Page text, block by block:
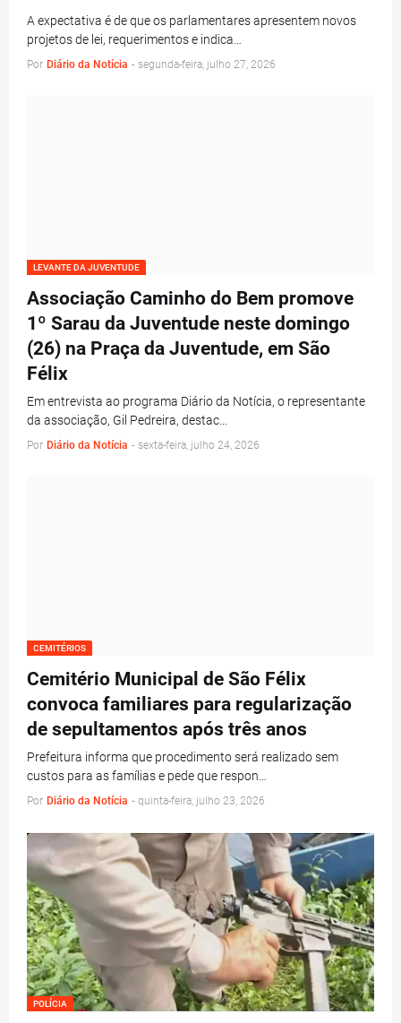
A expectativa é de que os parlamentares apresentem novos
projetos de lei, requerimentos e indica…
Por Diário da Notícia - segunda-feira, julho 27, 2026
LEVANTE DA JUVENTUDE
Associação Caminho do Bem promove
1º Sarau da Juventude neste domingo
(26) na Praça da Juventude, em São
Félix
Em entrevista ao programa Diário da Notícia, o representante
da associação, Gil Pedreira, destac…
Por Diário da Notícia - sexta-feira, julho 24, 2026
CEMITÉRIOS
Cemitério Municipal de São Félix
convoca familiares para regularização
de sepultamentos após três anos
Prefeitura informa que procedimento será realizado sem
custos para as famílias e pede que respon…
Por Diário da Notícia - quinta-feira, julho 23, 2026
POLÍCIA